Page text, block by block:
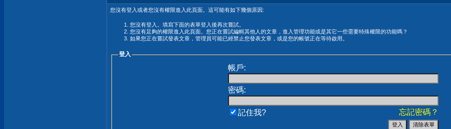
您沒有登入或者您沒有權限進入此頁面。這可能有如下幾個原因:
您沒有登入。填寫下面的表單登入後再次嘗試。
您沒有足夠的權限進入此頁面。您正在嘗試編輯其他人的文章，進入管理功能或是其它一些需要特殊權限的功能嗎？
如果您正在嘗試發表文章，管理員可能已經禁止您發表文章，或是您的帳號正在等待啟用。
登入
帳戶:
密碼:
忘記密碼？
記住我?